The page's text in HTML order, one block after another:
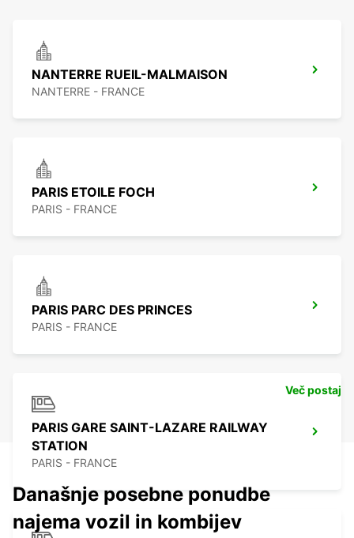
NANTERRE RUEIL-MALMAISON
NANTERRE - FRANCE
PARIS ETOILE FOCH
PARIS - FRANCE
PARIS PARC DES PRINCES
PARIS - FRANCE
PARIS GARE SAINT-LAZARE RAILWAY
STATION
PARIS - FRANCE
Več postaj
Današnje posebne ponudbe
najema vozil in kombijev